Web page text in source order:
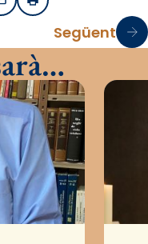
EmailImprimir
Següent